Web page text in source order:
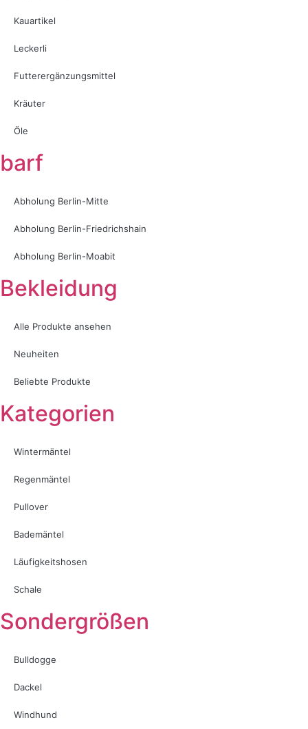
Kauartikel
Leckerli
Futterergänzungsmittel
Kräuter
Öle
barf
Abholung Berlin-Mitte
Abholung Berlin-Friedrichshain
Abholung Berlin-Moabit
Bekleidung
Alle Produkte ansehen
Neuheiten
Beliebte Produkte
Kategorien
Wintermäntel
Regenmäntel
Pullover
Bademäntel
Läufigkeitshosen
Schale
Sondergrößen
Bulldogge
Dackel
Windhund